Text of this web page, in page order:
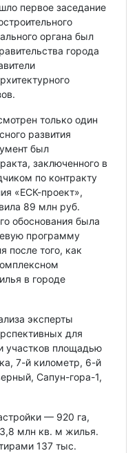
первое заседание
органа был
города
только один
развития
был
заключенного в
по контракту
«ЕСК-проект»,
89 млн руб.
обоснования была
программу
после того, как
в городе
эксперты
для
участков площадью
7-й километр, 6-й
Сапун-гора-1,
— 920 га,
3,8 млн кв. м жилья.
137 тыс.